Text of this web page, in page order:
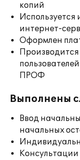
копий
Используется
интернет-
Оформлен
ПРОФ
Выполнены
Ввод
начальных